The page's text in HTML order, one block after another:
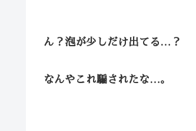
ん？泡が少しだけ出てる…？
なんやこれ騙されたな…。